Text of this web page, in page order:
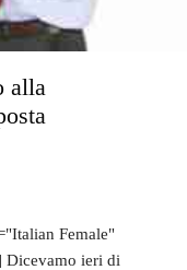
alla
Female"
Dicevamo ieri di